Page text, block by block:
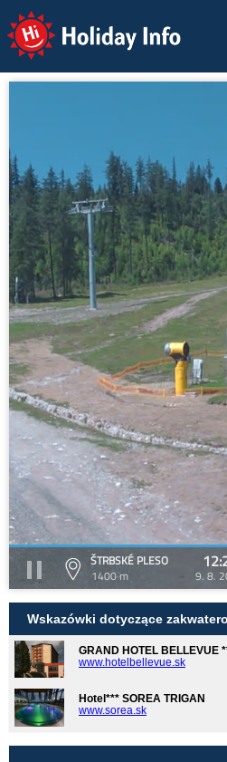
Holiday Info
ŠTRBSKÉ PLESO
1400 m
9. 8.
Wskazówki dotyczące
GRAND HOTEL BELLEVUE
www.hotelbellevue.sk
Hotel*** SOREA TRIGAN
www.sorea.sk